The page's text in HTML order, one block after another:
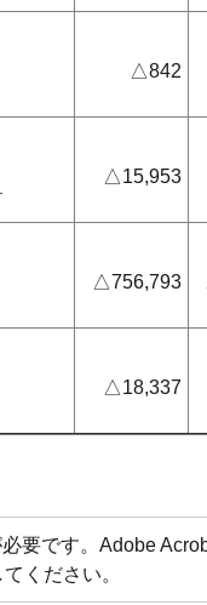
△842
△15,953
△756,793
△18,337
要です。Adobe
ください。